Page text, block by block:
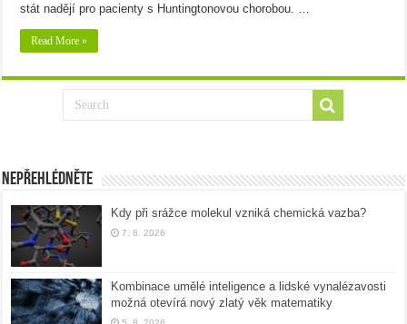
stát nadějí pro pacienty s Huntingtonovou chorobou. …
Read More »
Nepřehlédněte
Kdy při srážce molekul vzniká chemická vazba?
7. 8. 2026
Kombinace umělé inteligence a lidské vynalézavosti
možná otevírá nový zlatý věk matematiky